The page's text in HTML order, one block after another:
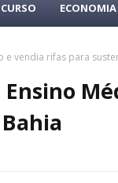
ECONOMIA
e vendia rifas para